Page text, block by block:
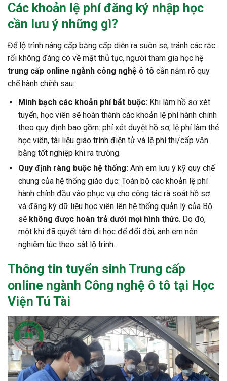
Các khoản lệ phí đăng ký nhập học
cần lưu ý những gì?
Để lộ trình nâng cấp bằng cấp diễn ra suôn sẻ, tránh các rắc
rối không đáng có về mặt thủ tục, người tham gia học hệ
trung cấp online ngành công nghệ ô tô cần nắm rõ quy
chế hành chính sau:
Minh bạch các khoản phí bắt buộc:Khi làm hồ sơ xét
tuyển, học viên sẽ hoàn thành các khoản lệ phí hành chính
theo quy định bao gồm: phí xét duyệt hồ sơ, lệ phí làm thẻ
học viên, tài liệu giáo trình điện tử và lệ phí thi/cấp văn
bằng tốt nghiệp khi ra trường.
Quy định ràng buộc hệ thống:Anh em lưu ý kỹ quy chế
chung của hệ thống giáo dục: Toàn bộ các khoản lệ phí
hành chính đầu vào phục vụ cho công tác rà soát hồ sơ
và đăng ký dữ liệu học viên lên hệ thống quản lý của Bộ
sẽ không được hoàn trả dưới mọi hình thức. Do đó,
một khi đã quyết tâm đi học để đổi đời, anh em nên
nghiêm túc theo sát lộ trình.
Thông tin tuyển sinh Trung cấp
online ngành Công nghệ ô tô tại Học
Viện Tú Tài